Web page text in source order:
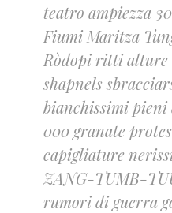
teatro ampiezza
Fiumi Maritza
Ròdopi ritti alture
shapnels
bianchissimi pieni
000 granate
capigliature
ZANG-TUMB-
rumori di guerra